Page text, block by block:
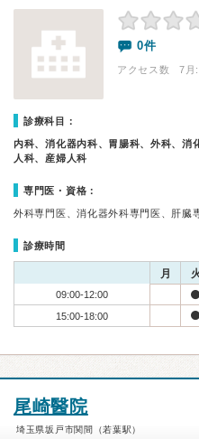
0件
アクセス数 7月:
診療科目：
内科、消化器内科、胃腸科、外科、消
人科、産婦人科
専門医・資格：
外科専門医、消化器外科専門医、肝臓
診療時間
月
09:00-12:00
15:00-18:00
尾崎醫院
埼玉県坂戸市関間（若葉駅）